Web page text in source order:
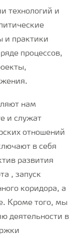
технологий и
и практики
процессов,
нам
и служат
отношений
в себя
развития
, запуск
коридора, а
Кроме того, мы
деятельности в